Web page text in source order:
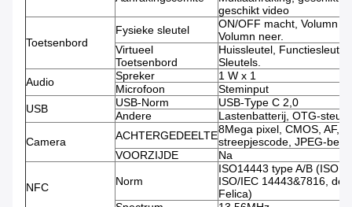
geschikt video
Toetsenbord
Fysieke sleutel
ON/OFF macht, Volumn
Volumn neer.
Virtueel
Toetsenbord
Huissleutel,
Sleutels.
Audio
Spreker
1 W x 1
Microfoon
Steminput
USB
USB-Norm
USB-Type C 2,0
Andere
Lastenbatterij, OTG-steun
Camera ACHTERGEDEELTE8Mega pixel, CMOS, AF,
streepjescode, JPEG-
VOORZIJDE
Na
NFC Norm
ISO14443 type A/B (ISO
ISO/IEC 14443&7816, de
Felica)